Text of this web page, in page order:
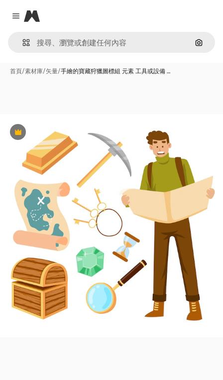
Close menu
Magnific
通過圖
首頁/素材庫/矢量/手繪的寶藏狩獵圖標組 元素 工具或設備 …
Premium